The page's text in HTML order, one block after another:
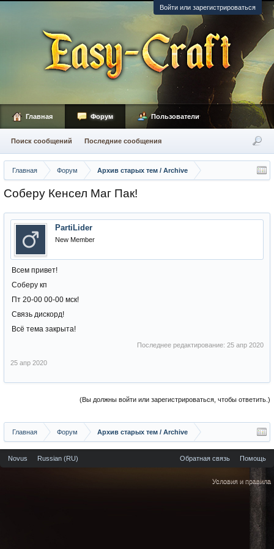
Войти или зарегистрироваться
Главная Форум Архив старых тем / Archive
Соберу Кенсел Маг Пак!
PartiLider
New Member
Всем привет!
Соберу кп
Пт 20-00 00-00 мск!
Связь дискорд!
Всё тема закрыта!
Последнее редактирование: 25 апр 2020
25 апр 2020
(Вы должны войти или зарегистрироваться, чтобы ответить.)
Главная Форум Архив старых тем / Archive
Главная Форум
Поиск сообщений Последние сообщения
Пользователи
Novus Russian (RU) Обратная связь Помощь
Условия и правила